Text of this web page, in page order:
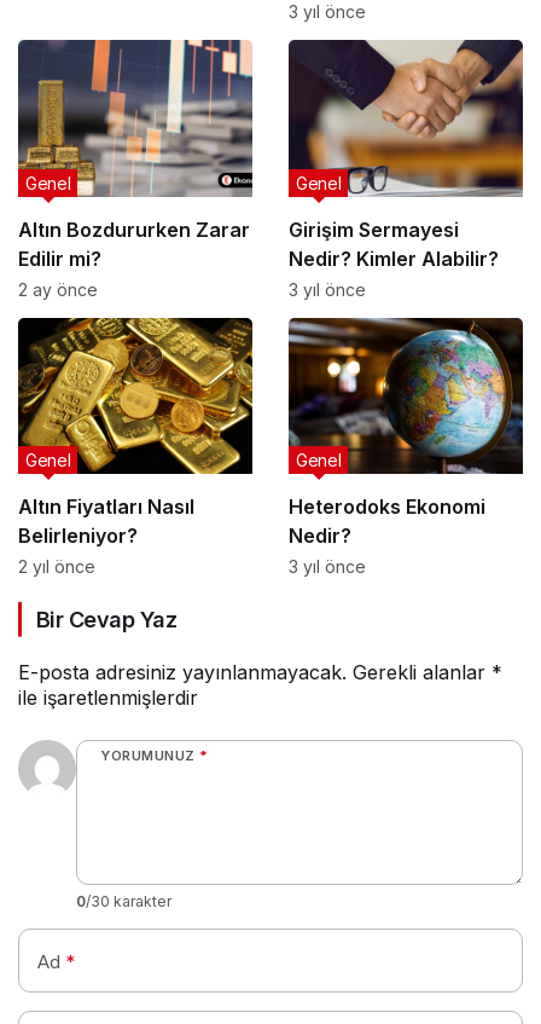
3 yıl önce
Altın Bozdururken Zarar
Edilir mi?
Genel
2 ay önce
Girişim Sermayesi
Nedir? Kimler Alabilir?
Genel
3 yıl önce
Altın Fiyatları Nasıl
Belirleniyor?
Genel
2 yıl önce
Heterodoks Ekonomi
Nedir?
Genel
3 yıl önce
Bir Cevap Yaz
E-posta adresiniz yayınlanmayacak. Gerekli alanlar *
ile işaretlenmişlerdir
YORUMUNUZ *
0/30 karakter
Ad *